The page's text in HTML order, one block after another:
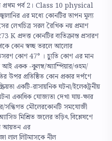
প্রথম পর্ব 2। Class 10 physical
এর মধ্যে কোনটির তাপন মূল্য
লেখচিত্র সরল রৈখিক নয় প্রমাণ
প্রদত্ত কোনটির ব্যতিক্রান্ত প্রসারণ
কোন স্বচ্ছ তরলে আলোর
কোণ 47° । চ্যুতি কোণ এর মান
একক -কুলম্ব/অ্যাম্পিয়ার/ওহম/
উপর প্রতিষ্ঠিত কোন প্রকার দর্পণে
একটি-রাসায়নিক ঘটনা/ইলেকট্রনীয়
একাধিক যোজ্যতা দেখা যায়-ক্ষার
সন্ধিগত মৌলেরকোনটি সমযোজী
মিশ্রিত জলের তড়িৎ বিশ্লেষণে
আয়তন এর
লিটমাসকে নীল